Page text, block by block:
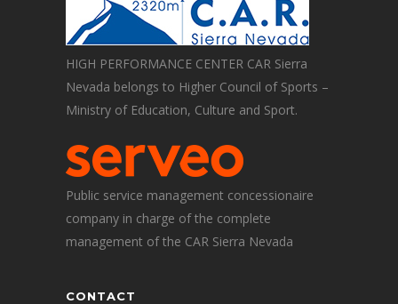
HIGH PERFORMANCE CENTER CAR Sierra
Nevada belongs to Higher Council of Sports –
Ministry of Education, Culture and Sport.
Public service management concessionaire
company in charge of the complete
management of the CAR Sierra Nevada
CONTACT